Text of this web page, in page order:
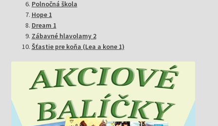
Polnočná škola
Hope 1
Dream 1
Zábavné hlavolamy 2
Šťastie pre koňa (Lea a kone 1)